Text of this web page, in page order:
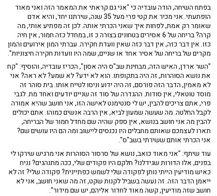
בפתח השיחה, הודה עובדיה כי "אני גם קראתי את המאמר הזה ואני מאוד
הופתעתי. אני מכיר את קטי פרי מעל 35 שנה, שירתנו יחד, והיא אדם
שאומר רק אמת, לפחות איך שאני הכרתי אותה. לכן זה מפתיע אותי, מה
קרה? בריחה של 6 אסירים בטחונים בצורה כ זו, במחדל כזה חמור, אין חיה
כזו. אין דבר כזה, אין דבר כזה שאין וועדת חקירה. עברתי המון אירועים והמון
מקרים של בריחה של אסיר אחד או שניים, שמה היו וועדות חקירה חיצוניות".
"השר ארדן, האיש הזה, מבחינת שב"ס היה אסון", הכריז עובדיה, והוסיף: "קח
את נושא הסוהרות, זה היה בתקופתו. הוא לא ידע? לא שמע? לא ראה? אני
לא מאמין, הדבר הזה פורסם, זה היה ידוע וניסו לטייח אותו. בית סוהר זה
מוסד טוטאלי, אין סודות. ההגדרה של סוד זה שניים יודעים ואחד מת. לגבי
פרי, אתם צריכים להבין, יש לי סנטימנט לאישה הזו, אני חושב שהיא אמורה
לקבל החלטה. מה שעשה שמעון לביא, אין הרבה אנשים כמוהו. אתם יכולים
להבין מה אני חושב בנושא, אין ספק שהיה שם מחדל חמור של הבריחה,
תארו לעצמכם שאותם מחבלים היו נכנסים ליישוב ומה הם היו עושים שם?
אני הכרתי אותם ששירתי בשב"ס".
עוד שיתף: "אני מאוד כואב, נושא של סרסור הסוהרות אני מרגיש שירקו לי
בפנים, אלו הדורות שגידלנו? חלקם היו פקודים שלי, ככה מתנהגים? נניח
כאיש מודיעין הייתי נותן לפקודה שלי לשמש כפתיינית? פקודה שלי? זה לא
ייאמן הדבר הזה. זה נעשה בשביל לקנות שקט, זה מה שאני חושב, אני לא
חושב שזה מודיעין, קשה מאוד לחדור אליהם, יש שם מידור".